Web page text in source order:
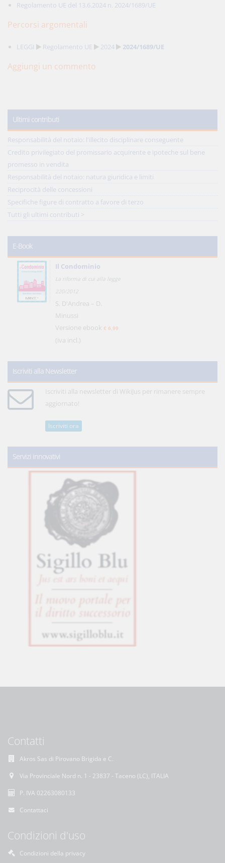
Regolamento UE del 13.6.2024 n. 2024/1689/UE
Percorsi argomentali
LEGGI Regolamento UE 2024 2024/1689/UE
Aggiungi un commento
Ultimi contributi
Responsabilità del notaio: l'illecito disciplinare conseguente
Credito privilegiato del promissario acquirente e ipoteche sul bene
promesso in vendita
Responsabilità del notaio: natura giuridica e limiti
Reciprocità delle concessioni
Specifiche figure di contratto a favore di terzo
Tutti gli ultimi contributi >
E-Book
Il Condominio
La riforma di cui alla legge
220/2012
S. D'Andrea – D.
Minussi
Versione ebook € 6,99
(iva incl.)
Iscriviti alla Newsletter
Iscriviti alla newsletter di WikiJus per rimanere sempre
aggiornato!
Iscriviti ora
Servizi innovativi
Contatti
Akros Sas di Pirovano Brigida e C.
Via Provinciale Nord n. 1 - 23837 - Taceno (LC), ITALIA
P. IVA 02263080133
Contattaci
Condizioni d'uso
Condizioni della privacy